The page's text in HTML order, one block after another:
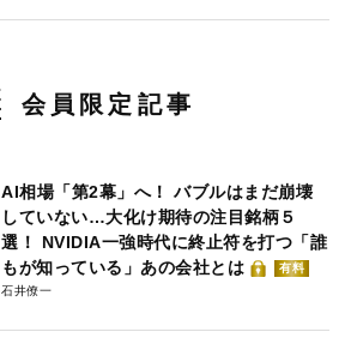
会員限定記事
AI相場「第2幕」へ！ バブルはまだ崩壊
していない…大化け期待の注目銘柄５
選！ NVIDIA一強時代に終止符を打つ「誰
もが知っている」あの会社とは
有料
石井僚一